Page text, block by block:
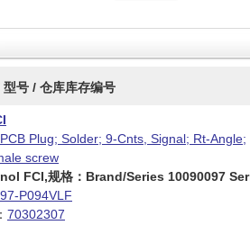
号 / 仓库库存编号
Plug; Solder; 9-Cnts, Signal; Rt-Angle;
screw
FCI,规格：Brand/Series 10090097
P094VLF
70302307